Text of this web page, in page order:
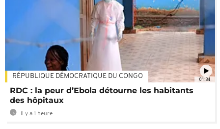
01:34
RÉPUBLIQUE DÉMOCRATIQUE DU CONGO
RDC : la peur d’Ebola détourne les habitants
des hôpitaux
Il y a 1 heure